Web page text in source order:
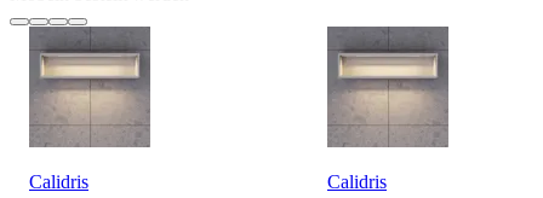
Calidris
Calidris